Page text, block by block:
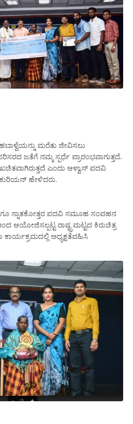
ಮರೆತು ಜೀವಿಸಲು
ಜತೆಗೆ ನಮ್ಮ ಸ್ಪರ್ಧೆ ಪ್ರಾರಂಭವಾಗುತ್ತದೆ.
ಎಂದು ಆಳ್ವಾಸ್ ಪದವಿ
ಕುರಿಯನ್ ಹೇಳಿದರು.
ಸ್ನಾತಕೋತ್ತರ ಪದವಿ ಸಮೂಹ ಸಂವಹನ
ಆಯೋಜಿಸಲ್ಪಟ್ಟ ರಾಷ್ಟ್ರಮಟ್ಟದ ಕಿರುಚಿತ್ರ
ಅಧ್ಯಕ್ಷತೆವಹಿಸಿ